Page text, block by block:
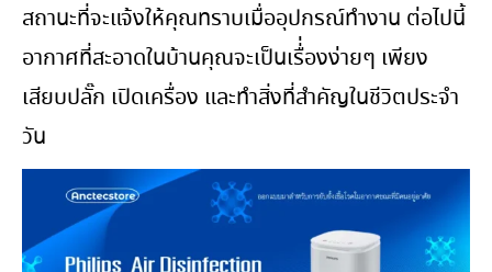
สถานะที่จะแจ้งให้คุณทราบเมื่ออุปกรณ์ทํางาน ต่อไปนี้
อากาศที่สะอาดในบ้านคุณจะเป็นเรื่่องง่ายๆ เพียง
เสียบปลั๊ก เปิดเครื่อง และทําสิ่งที่สําคัญในชีวิตประจํา
วัน